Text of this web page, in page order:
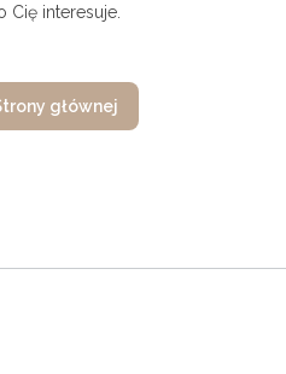
Cię interesuje.
głównej